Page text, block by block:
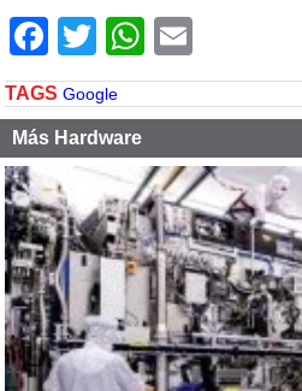
Facebook
TwitterWhatsApp
TAGS Google
Más Hardware